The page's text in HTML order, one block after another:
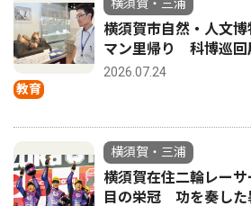
教育
横須賀・三浦
横須賀市自然・人文
マン里帰り 科博巡回
2026.07.24
横須賀・三浦
横須賀在住二輪レー
目の栄冠 功を奏した